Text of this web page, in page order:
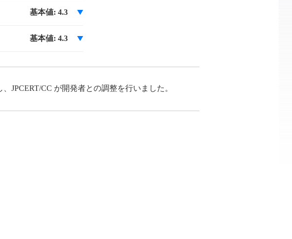
基本値: 4.3
基本値: 4.3
JPCERT/CC が開発者との調整を行いました。